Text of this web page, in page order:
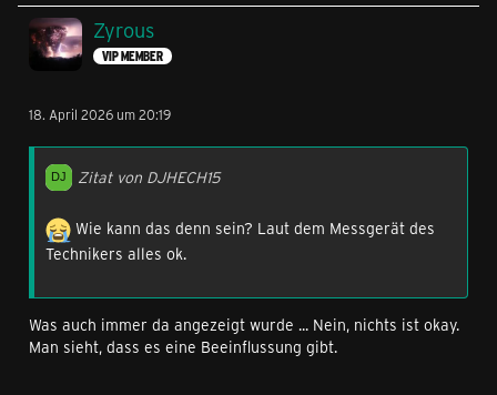
Zyrous
VIP MEMBER
18. April 2026 um 20:19
Zitat von DJHECH15
Wie kann das denn sein? Laut dem Messgerät des
Technikers alles ok.
Was auch immer da angezeigt wurde ... Nein, nichts ist okay.
Man sieht, dass es eine Beeinflussung gibt.